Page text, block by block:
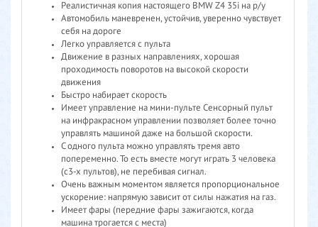
Реалистичная копия настоящего BMW Z4 35i на р/у
Автомобиль маневренен, устойчив, уверенно чувствует
себя на дороге
Легко управляется с пульта
Движение в разных направлениях, хорошая
проходимость поворотов на высокой скорости
движения
Быстро набирает скорость
Имеет управление на мини-пульте Сенсорный пульт
на инфракрасном управлении позволяет более точно
управлять машиной даже на большой скорости.
С одного пульта можно управлять тремя авто
попеременно. То есть вместе могут играть 3 человека
(с3-х пультов), не перебивая сигнал.
Очень важным моментом является пропорциональное
ускорение: напрямую зависит от силы нажатия на газ.
Имеет фары (передние фары зажигаются, когда
машина трогается с места)